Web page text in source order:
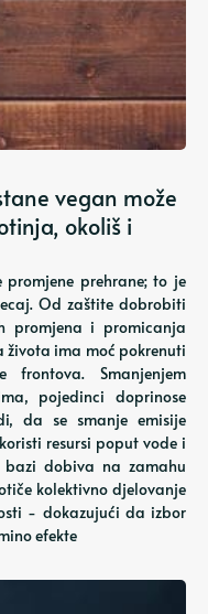
vegan može
okoliš i
prehrane; to je
Od zaštite dobrobiti
promjena i promicanja
ima moć pokrenuti
frontova. Smanjenjem
pojedinci doprinose
da se smanje emisije
resursi poput vode i
dobiva na zamahu
kolektivno djelovanje
- dokazujući da izbor
efekte